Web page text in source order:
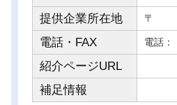
提供企業所在地 〒
電話・FAX 電
紹介ページURL
補足情報